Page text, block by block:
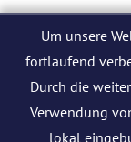
Um unsere
fortlaufend
Durch die
Verwendung
lokal